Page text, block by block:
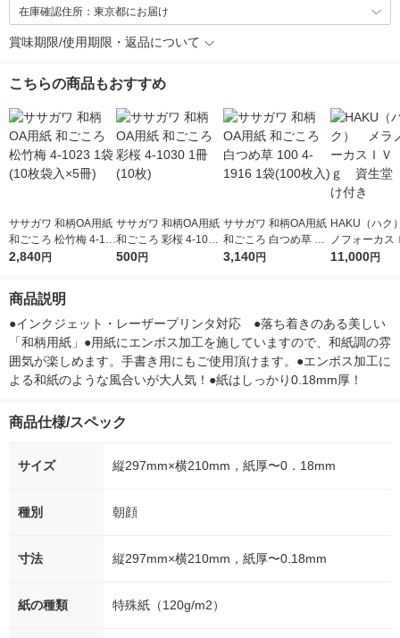
在庫確認住所：東京都にお届け
賞味期限/使用期限・返品について
こちらの商品もおすすめ
ササガワ 和柄OA用紙
和ごころ 松竹梅 4-10
23 1袋(10枚袋入×5冊)
2,840円
ササガワ 和柄OA用紙
和ごころ 彩桜 4-1030
1冊(10枚)
500円
ササガワ 和柄OA用紙
和ごころ 白つめ草 10
0 4-1916 1袋(100枚
3,140円
HAKU（ハ
ノフォーカ
5ｇ 資生堂
11,000円
商品説明
●インクジェット・レーザープリンタ対応　●落ち着きのある美しい
「和柄用紙」●用紙にエンボス加工を施していますので、和紙調の雰
囲気が楽しめます。手書き用にもご使用頂けます。●エンボス加工に
よる和紙のような風合いが大人気！●紙はしっかり0.18mm厚！
商品仕様/スペック
サイズ 縦297mm×横210mm，紙厚〜0．18mm
種別 朝顔
寸法 縦297mm×横210mm，紙厚〜0.18mm
紙の種類 特殊紙（120g/m2）